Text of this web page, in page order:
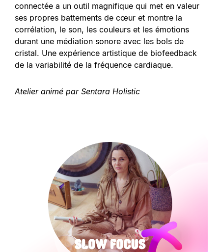
connectée a un outil magnifique qui met en valeur
ses propres battements de cœur et montre la
corrélation, le son, les couleurs et les émotions
durant une médiation sonore avec les bols de
cristal. Une expérience artistique de biofeedback
de la variabilité de la fréquence cardiaque.
Atelier animé par Sentara Holistic